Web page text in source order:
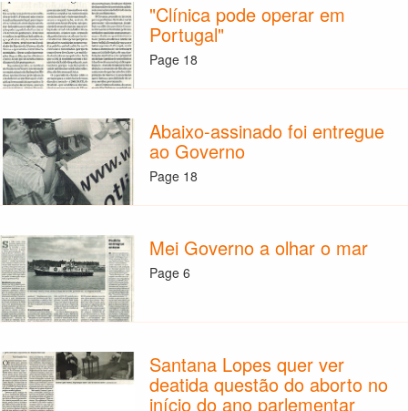
"Clínica pode operar em
Portugal"
Page 18
Abaixo-assinado foi entregue
ao Governo
Page 18
Mei Governo a olhar o mar
Page 6
Santana Lopes quer ver
deatida questão do aborto no
início do ano parlementar